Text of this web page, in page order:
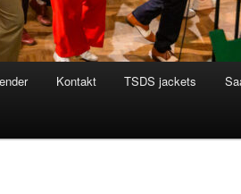
Kontakt TSDS jackets